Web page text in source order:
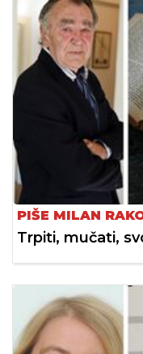
PIŠE MILAN
Trpiti, mučati,